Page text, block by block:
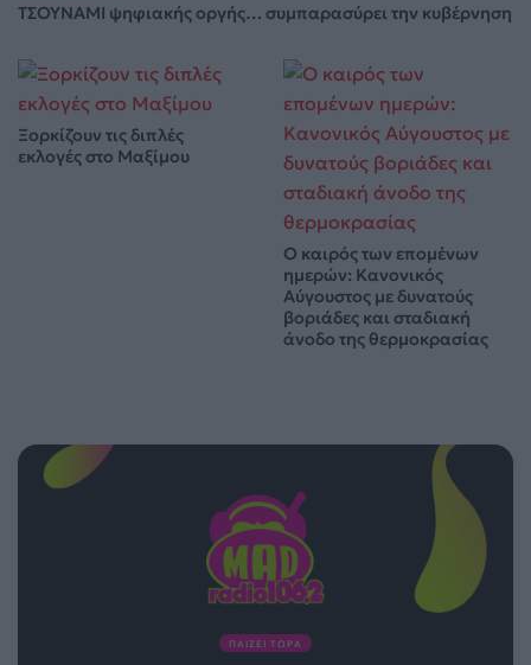
ΤΣΟΥΝΑΜΙ ψηφιακής οργής… συμπαρασύρει την κυβέρνηση
Ξορκίζουν τις διπλές
εκλογές στο Μαξίμου
Ο καιρός των επομένων
ημερών: Κανονικός
Αύγουστος με δυνατούς
βοριάδες και σταδιακή
άνοδο της θερμοκρασίας
ΠΑΙΖΕΙ ΤΩΡΑ